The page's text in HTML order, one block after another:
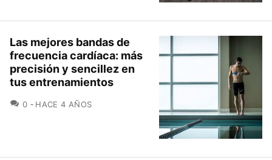
Las mejores bandas de
frecuencia cardíaca: más
precisión y sencillez en
tus entrenamientos
0 COMENTARIOS
HACE 4 AÑOS